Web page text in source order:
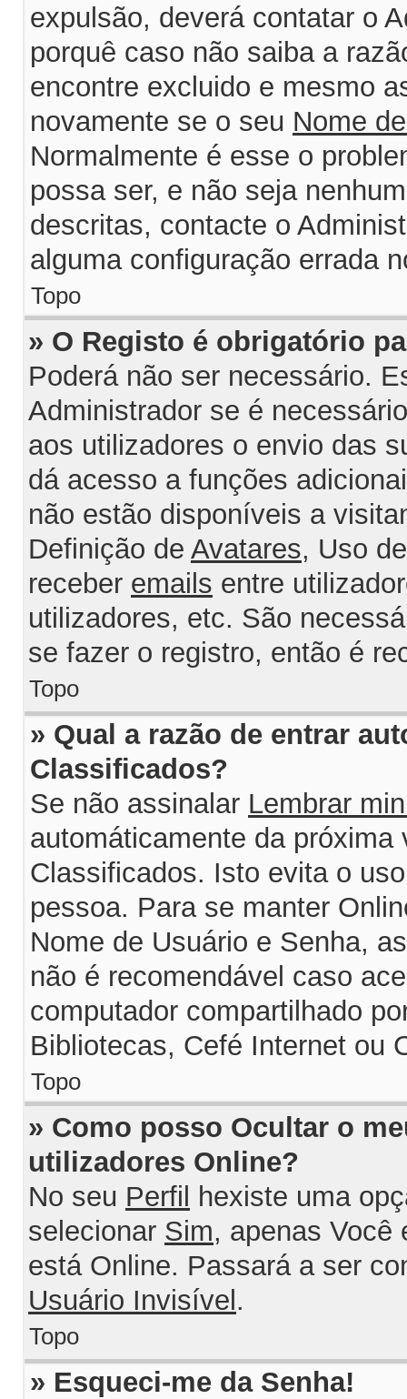
expulsão, deverá contatar o
porquê caso não saiba a
encontre excluido e mesmo
novamente se o seu Nome
Normalmente é esse o
possa ser, e não seja
descritas, contacte o
alguma configuração errada
Topo
» O Registo é obrigatório
Poderá não ser necessário.
Administrador se é
aos utilizadores o envio das
dá acesso a funções
não estão disponíveis a
Definição de Avatares, Uso
receber emails entre
utilizadores, etc. São
se fazer o registro, então é
Topo
» Qual a razão de entrar
Classificados?
Se não assinalar Lembrar
automáticamente da
Classificados. Isto evita o
pessoa. Para se manter
Nome de Usuário e Senha,
não é recomendável caso
computador compartilhado
Bibliotecas, Cefé Internet ou
Topo
» Como posso Ocultar o
utilizadores Online?
No seu Perfil
hexiste uma
selecionar Sim, apenas Você
está Online. Passará a ser
Usuário Invisível .
Topo
» Esqueci-me da Senha!